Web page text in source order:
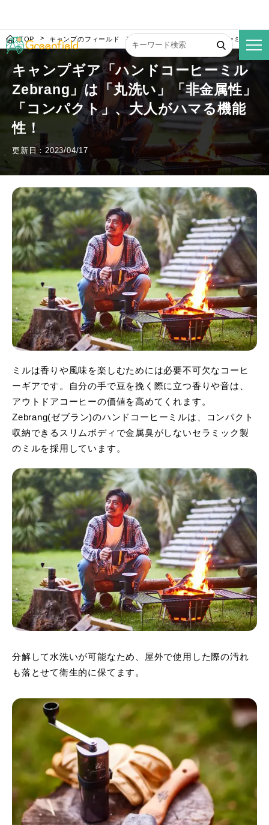
TOP キャンプのフィールド キャンプギア「ハンドコーヒーミル
キャンプギア「ハンドコーヒーミル
Zebrang」は「丸洗い」「非金属性」
「コンパクト」、大人がハマる機能
性！
更新日：2023/04/17
ミルは香りや風味を楽しむためには必要不可欠なコーヒ
ーギアです。自分の手で豆を挽く際に立つ香りや音は、
アウトドアコーヒーの価値を高めてくれます。
Zebrang(ゼブラン)のハンドコーヒーミルは、コンパクト
収納できるスリムボディで金属臭がしないセラミック製
のミルを採用しています。
分解して水洗いが可能なため、屋外で使用した際の汚れ
も落とせて衛生的に保てます。